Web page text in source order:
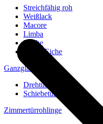
Streichfähig roh
Weißlack
Macore
Limba
Buche
europ. Eiche
Ganzglastüren
Drehtüren
Schiebetüren
Zimmertürrohlinge